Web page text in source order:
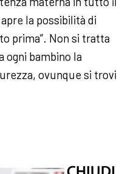
la possibilità di
prima”. Non si tratta
ogni bambino la
ovunque si trovi